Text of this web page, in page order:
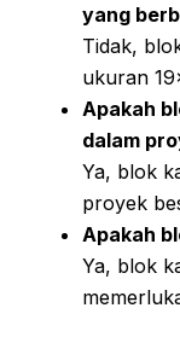
yang
Tidak,
ukuran
Apakah
dalam
Ya, blok
proyek
Apakah
Ya, blok